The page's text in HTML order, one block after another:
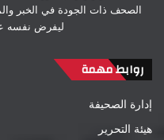
الصحف ذات الجودة في الخبر
ليفرض نفسه
روابط مهمة
إدارة الصحيفة
هيئة التحرير